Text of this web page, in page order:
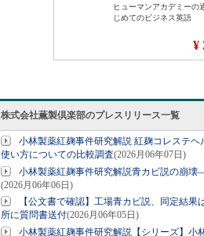
株式会社薫製倶楽部のプレスリリース一覧
小林製薬紅麹事件研究解説 紅麹コレステ
使い方についての比較調査(2026月06年07日)
小林製薬紅麹事件研究解説青カビ説の崩
(2026月06年06日)
【公文書で確認】工場青カビ説、同定結
所に質問書送付(2026月06年05日)
小林製薬紅麹事件研究解説【シリーズ】